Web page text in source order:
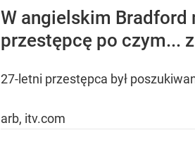
W angielskim Bradford
przestępcę po czym...
27-letni przestępca był
arb, itv.com